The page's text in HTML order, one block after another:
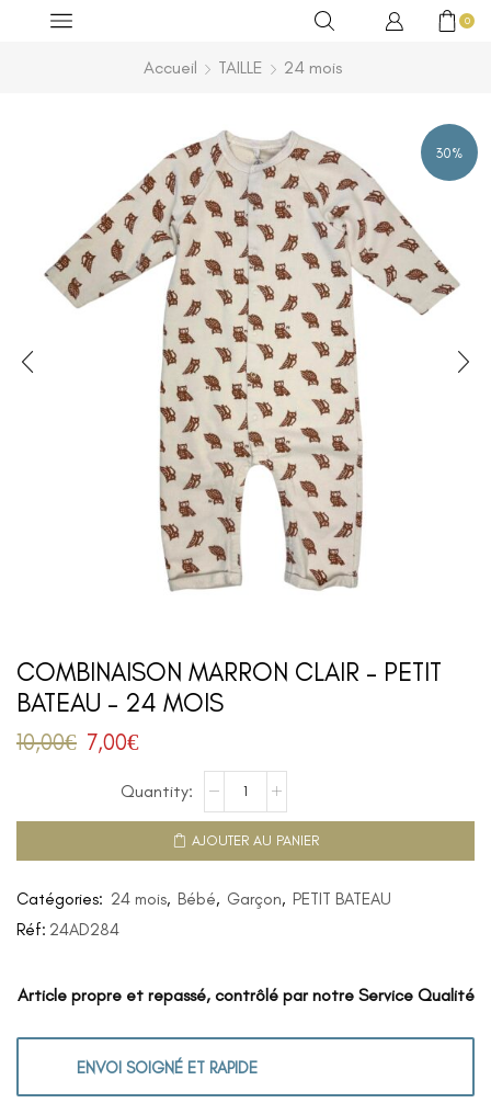
0
Accueil TAILLE 24 mois
30%
COMBINAISON MARRON CLAIR – PETIT
BATEAU – 24 MOIS
10,00€ 7,00€
AJOUTER AU PANIER
Catégories: 24 mois, Bébé, Garçon, PETIT BATEAU
Réf: 24AD284
Article propre et repassé, contrôlé par notre Service Qualité
ENVOI SOIGNÉ ET RAPIDE